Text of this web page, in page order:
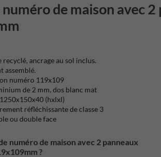
numéro de maison avec
recyclé, ancrage au sol inclus.
assemblé.
numéro 119x109
de 2 mm, dos blanc mat
(hxlxl)
réfléchissante de classe 3
ou double face
numéro de maison avec 2 panneaux
?